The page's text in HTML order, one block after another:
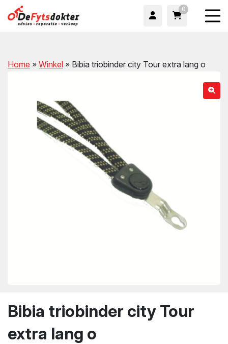
0
Home » Winkel » Bibia triobinder city Tour extra lang o
Bibia triobinder city Tour
extra lang o